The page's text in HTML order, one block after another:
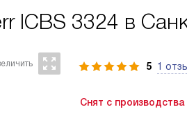
ICBS 3324 в
5 1
Снят с производства